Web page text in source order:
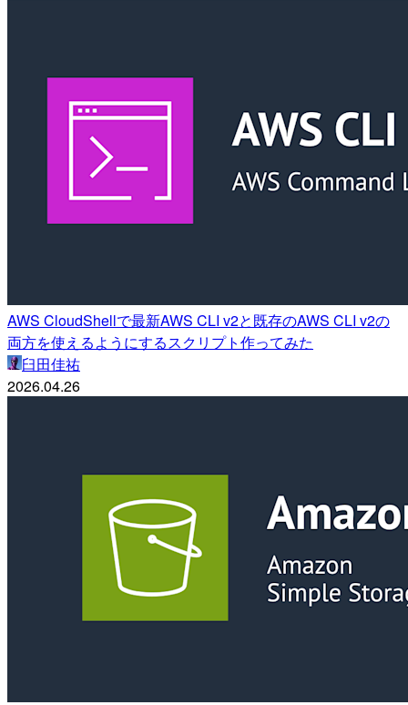
AWS CloudShellで最新AWS CLI v2と既存のAWS CLI v2の
両方を使えるようにするスクリプト作ってみた
臼田佳祐
2026.04.26